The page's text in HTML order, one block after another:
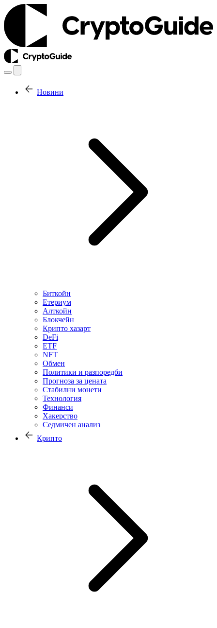
Новини
Биткойн
Етериум
Алткойн
Блокчейн
Крипто хазарт
DeFi
ETF
NFT
Обмен
Политики и разпоредби
Прогноза за цената
Стабилни монети
Технология
Финанси
Хакерство
Седмичен анализ
Крипто